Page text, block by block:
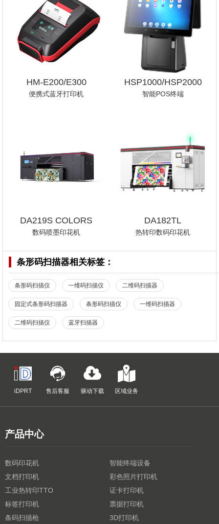
HM-E200/E300
便携式蓝牙打印机
HSP1000/HSP2000
智能POS终端
DA219S COLORS
数码喷墨印花机
DA182TL
热转印数码印花机
条形码扫描器相关标签：
条形码扫描仪 一维码扫描仪 二维码扫描器
固定式条形码扫描器 条形码扫描仪 一维码扫描器
二维码扫描仪 蓝牙扫描器
iDPRT 售后客服 驱动下载 区域业务
产品中心
数码印花机
智能终端设备
文档打印机
彩色照片打印机
工业热转印TTO
证卡打印机
标签打印机
票据打印机
条码扫描枪
3D打印机